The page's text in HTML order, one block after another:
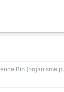
Bio